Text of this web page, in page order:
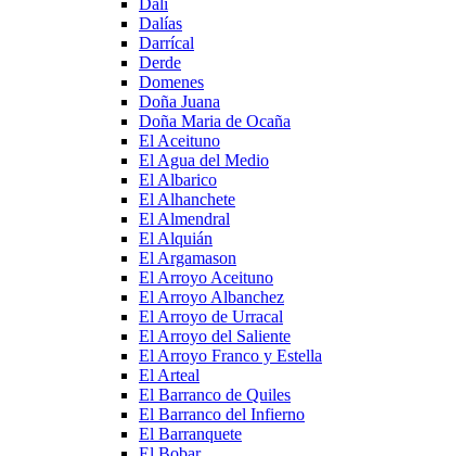
Dalías
Darrícal
Derde
Domenes
Doña Juana
Doña Maria de Ocaña
El Aceituno
El Agua del Medio
El Albarico
El Alhanchete
El Almendral
El Alquián
El Argamason
El Arroyo Aceituno
El Arroyo Albanchez
El Arroyo de Urracal
El Arroyo del Saliente
El Arroyo Franco y Estella
El Arteal
El Barranco de Quiles
El Barranco del Infierno
El Barranquete